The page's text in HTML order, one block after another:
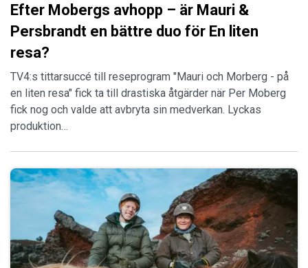
Efter Mobergs avhopp – är Mauri &
Persbrandt en bättre duo för En liten
resa?
TV4:s tittarsuccé till reseprogram "Mauri och Morberg - på
en liten resa" fick ta till drastiska åtgärder när Per Moberg
fick nog och valde att avbryta sin medverkan. Lyckas
produktion…